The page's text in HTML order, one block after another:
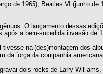
de 1965), Beatles VI (junho
O lançamento dessas
após a bem-sucedida invasão de
tivesse na (des)montagem dos
da força da companhia
dois rocks de Larry